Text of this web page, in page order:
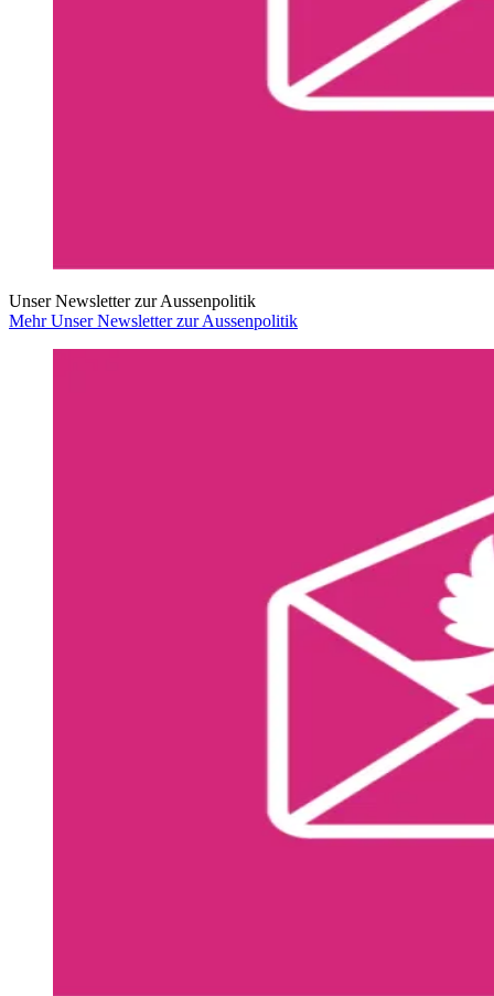
Unser Newsletter zur Aussenpolitik
Mehr Unser Newsletter zur Aussenpolitik